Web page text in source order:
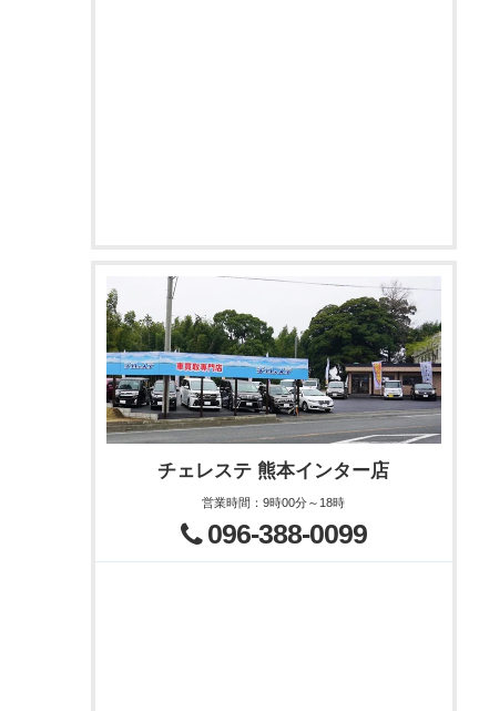
チェレステ 熊本インター店
営業時間 ：9時00分～18時
096-388-0099